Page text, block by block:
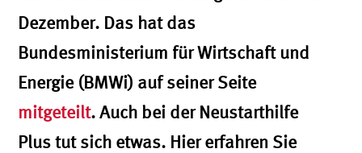
Dezember. Das hat das
Bundesministerium für Wirtschaft und
Energie (BMWi) auf seiner Seite
mitgeteilt. Auch bei der Neustarthilfe
Plus tut sich etwas. Hier erfahren Sie